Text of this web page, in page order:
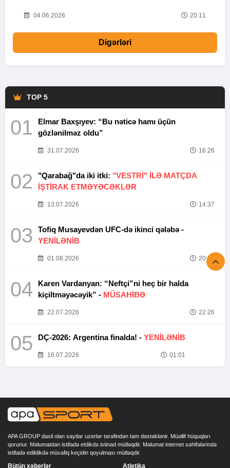
04.06.2026 20:11
Digərləri
TOP 5
01
Elmar Baxşıyev: “Bu nəticə hamı üçün
gözlənilməz oldu”
31.07.2026 16:26
02 "Qarabağ"da iki itki: "VESTRİ" İLƏ MATÇDA
İŞTİRAK ETMƏYƏCƏKLƏR
13.07.2026 14:37
03
Tofiq Musayevdən UFC-də ikinci qələbə -
YENİLƏNİB
01.08.2026 20:52
04
Karen Vardanyan: “Neftçi”ni heç bir halda
kiçiltməyəcəyik” - MÜSAHİBƏ
22.07.2026 22:26
05 DÇ-2026: Argentina finalda! - YENİLƏNİB
16.07.2026 01:01
APA GROUP daxil olan saytlar uzerlər tərəfindən tam dəstəklənir. Müəllif hüquqları
qorunur. Məlumatdan istifadə etdikdə istinad mütləqdir. Məlumat internet səhifələrində
istifadə edildikdə müvafiq keçidin qoyulması mütləqdir.
Bütün xəbərlər Atletika